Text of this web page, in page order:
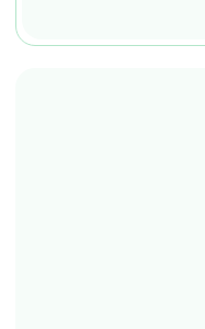
解离，
使用商业化合成
合酶、dNTPs及羧
（结论——翻译
消费品（如口红）